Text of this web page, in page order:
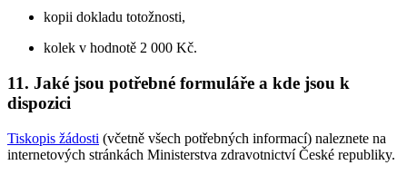
kopii dokladu totožnosti,
kolek v hodnotě 2 000 Kč.
11. Jaké jsou potřebné formuláře a kde jsou k
dispozici
Tiskopis žádosti (včetně všech potřebných informací) naleznete na
internetových stránkách Ministerstva zdravotnictví České republiky.